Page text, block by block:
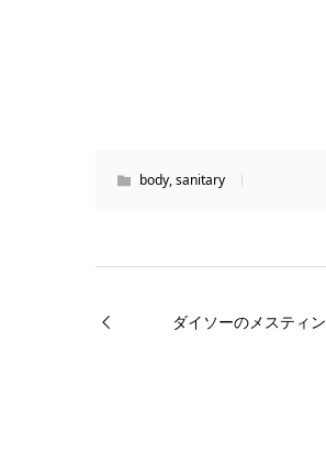
body,sanitary
ダイソーのメスティン